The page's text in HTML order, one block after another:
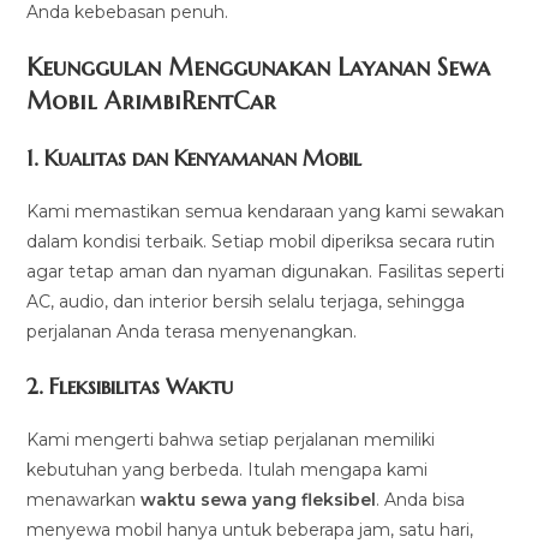
Anda kebebasan penuh.
Keunggulan Menggunakan Layanan Sewa
Mobil ArimbiRentCar
1.Kualitas dan Kenyamanan Mobil
Kami memastikan semua kendaraan yang kami sewakan
dalam kondisi terbaik. Setiap mobil diperiksa secara rutin
agar tetap aman dan nyaman digunakan. Fasilitas seperti
AC, audio, dan interior bersih selalu terjaga, sehingga
perjalanan Anda terasa menyenangkan.
2.Fleksibilitas Waktu
Kami mengerti bahwa setiap perjalanan memiliki
kebutuhan yang berbeda. Itulah mengapa kami
menawarkanwaktu sewa yang fleksibel. Anda bisa
menyewa mobil hanya untuk beberapa jam, satu hari,